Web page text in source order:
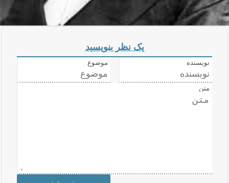
یک نظر بنویسید
نویسنده موضوع
متن